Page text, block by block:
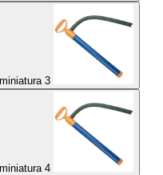
Trem pompa a mano in plastica 55 cm miniatura 3
Trem pompa a mano in plastica 55 cm miniatura 4